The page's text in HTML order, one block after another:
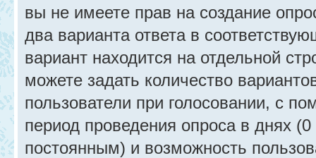
вы не имеете прав на создание
два варианта ответа в
вариант находится на отдельной
можете задать количество
пользователи при голосовании, с
период проведения опроса в днях (0
постоянным) и возможность